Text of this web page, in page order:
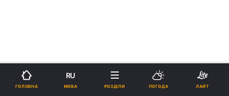
ГОЛОВНА
RU
МОВА РОЗДІЛИ ПОГОДА ЛАЙТ